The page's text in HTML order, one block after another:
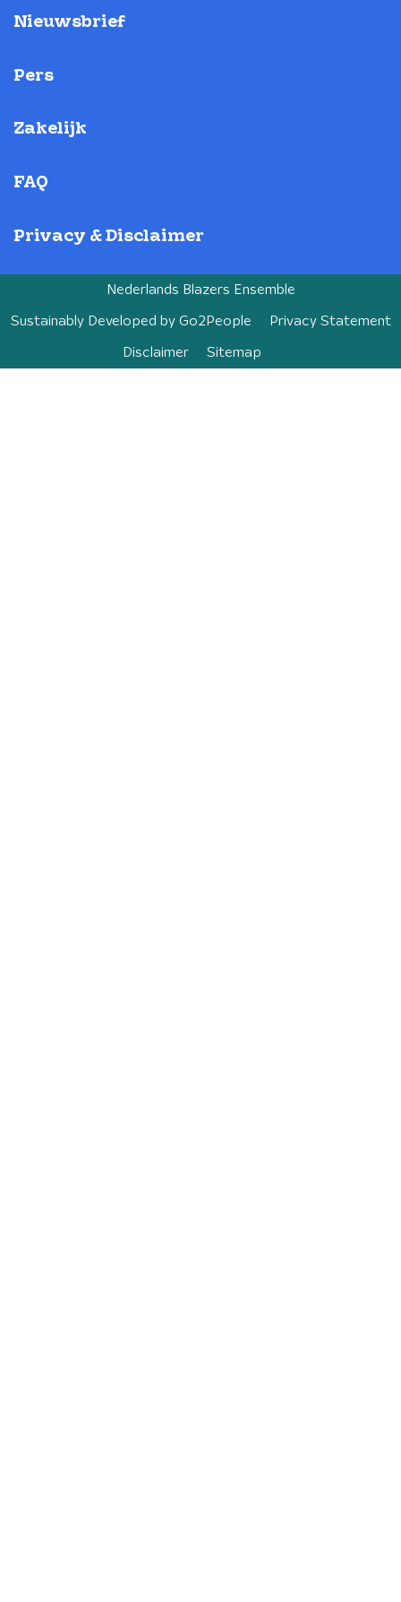
Nieuwsbrief
Pers
Zakelijk
FAQ
Privacy & Disclaimer
Nederlands Blazers Ensemble
Sustainably Developed by Go2People Privacy Statement
Disclaimer Sitemap